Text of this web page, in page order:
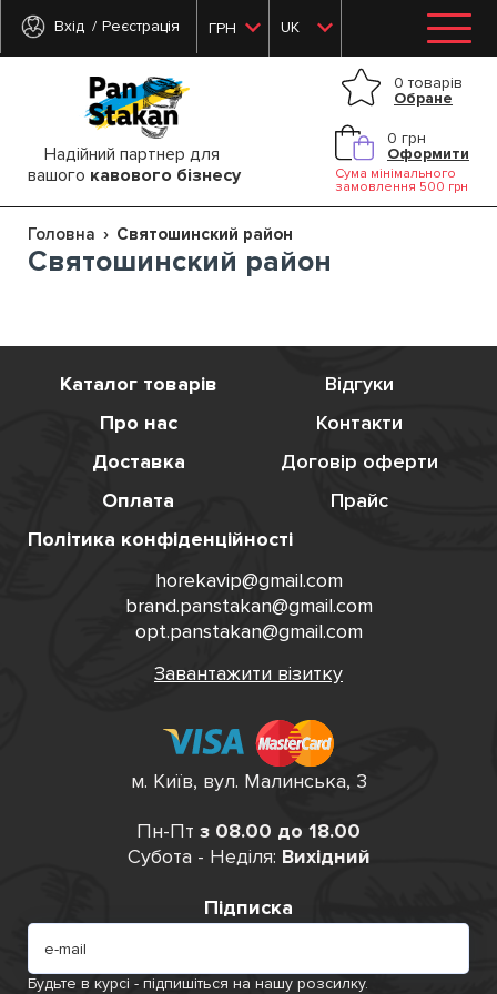
Вхід Реєстрація ГРН UK
Надійний партнер для
вашого кавового бізнесу
0 товарів
Обране
0 грн
Оформити
Сума мінімального
замовлення 500 грн
Головна Святошинский район
Святошинский район
Пн-Пт з 08.00 до 18.00
Субота - Неділя: Вихідний
Підписка
Будьте в курсі - підпишіться на нашу розсилку.
Каталог товарів
Відгуки
Про нас
Контакти
Доставка
Договір оферти
Оплата
Прайс
Політика конфіденційності
horekavip@gmail.com
brand.panstakan@gmail.com
opt.panstakan@gmail.com
Завантажити візитку
м. Київ, вул. Малинська, 3